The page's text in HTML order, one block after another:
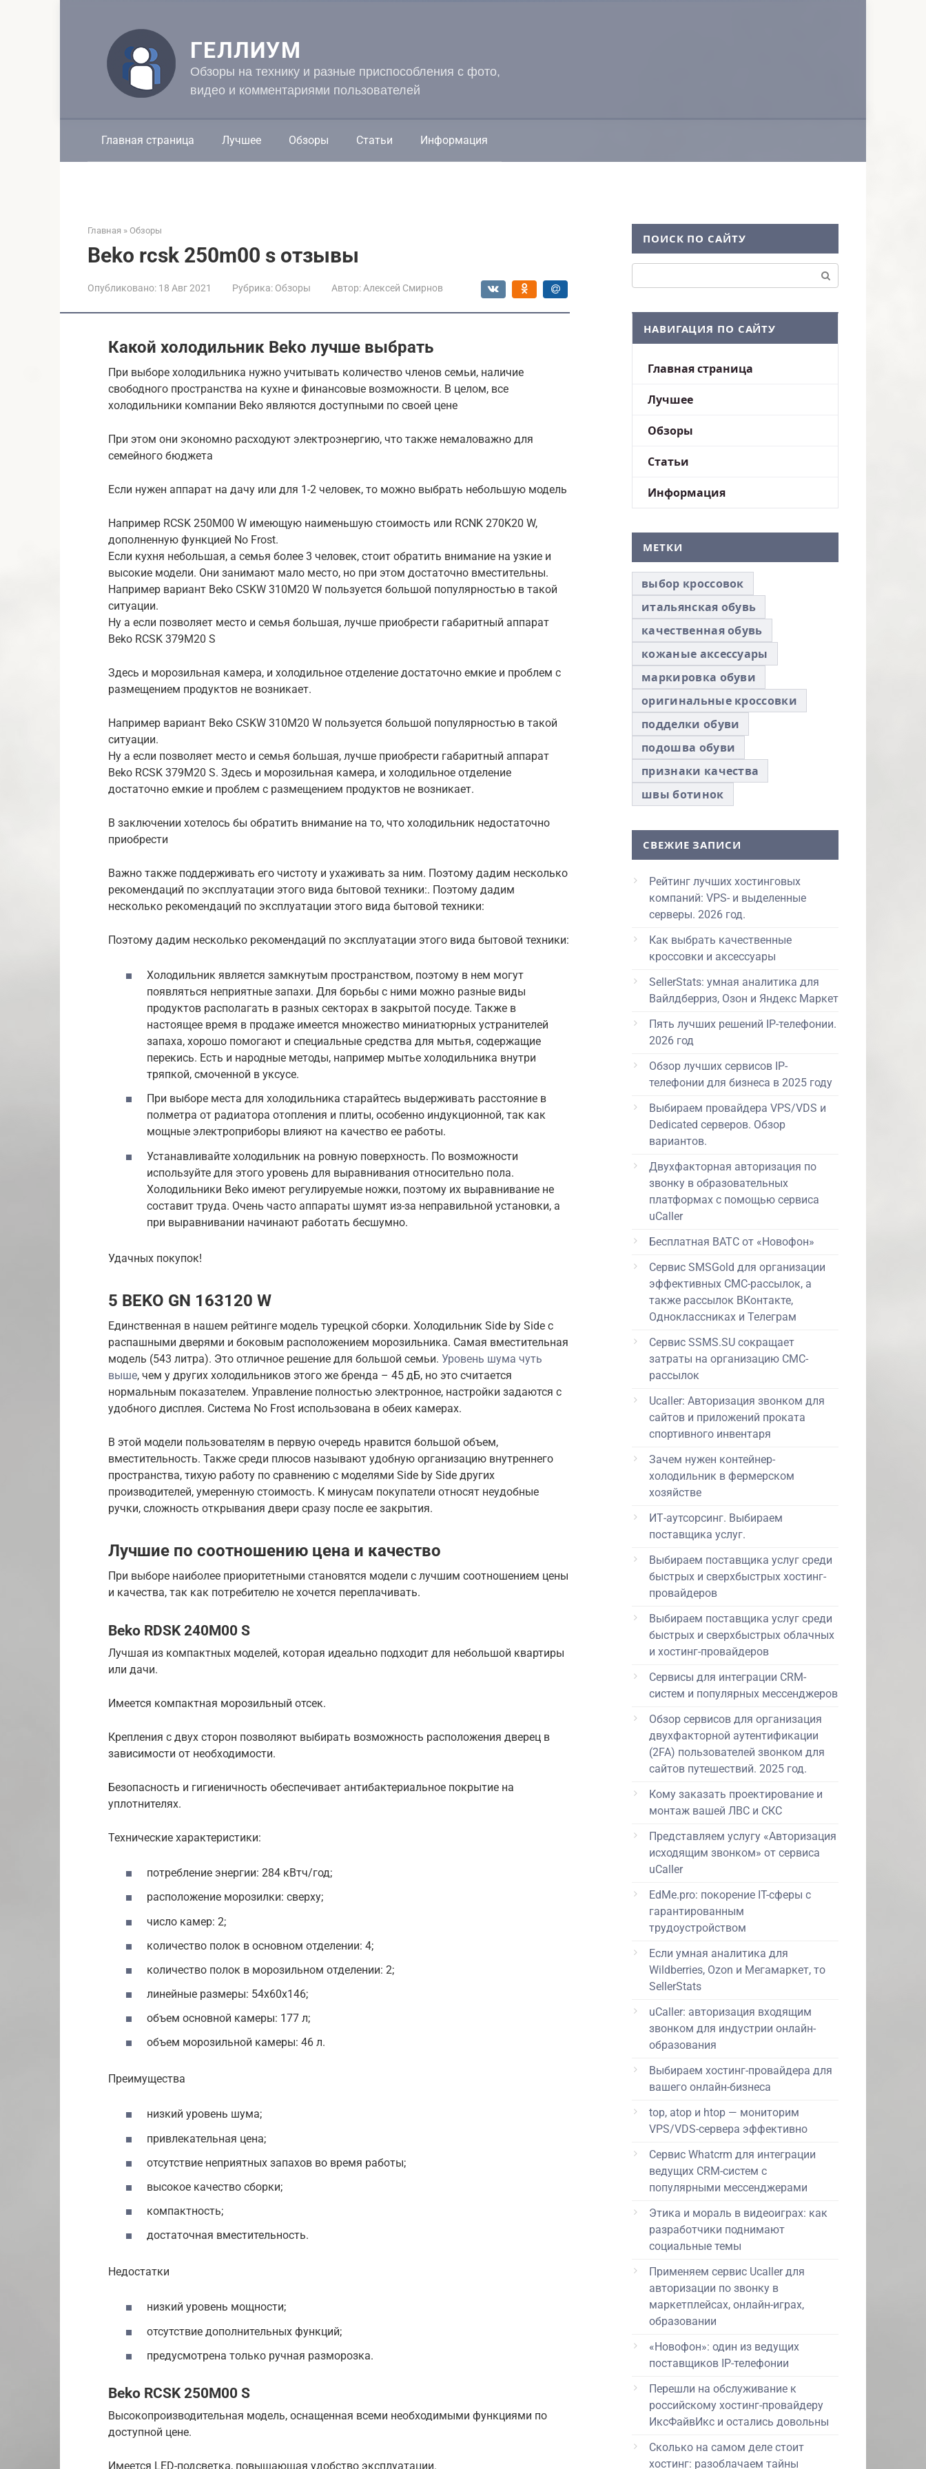
ГЕЛЛИУМ
Обзоры на технику и разные приспособления с фото,
видео и комментариями пользователей
Главная страница Лучшее Обзоры Статьи Информация
Главная » Обзоры
Beko rcsk 250m00 s отзывы
Опубликовано: 18 Авг 2021 Рубрика: Обзоры Автор: Алексей Смирнов
Какой холодильник Beko лучше выбрать
При выборе холодильника нужно учитывать количество членов семьи, наличие
свободного пространства на кухне и финансовые возможности. В целом, все
холодильники компании Beko являются доступными по своей цене
При этом они экономно расходуют электроэнергию, что также немаловажно для
семейного бюджета
Если нужен аппарат на дачу или для 1-2 человек, то можно выбрать небольшую модель
Например RCSK 250M00 W имеющую наименьшую стоимость или RCNK 270K20 W,
дополненную функцией No Frost.
Если кухня небольшая, а семья более 3 человек, стоит обратить внимание на узкие и
высокие модели. Они занимают мало место, но при этом достаточно вместительны.
Например вариант Beko CSKW 310M20 W пользуется большой популярностью в такой
ситуации.
Ну а если позволяет место и семья большая, лучше приобрести габаритный аппарат
Beko RCSK 379M20 S
Здесь и морозильная камера, и холодильное отделение достаточно емкие и проблем с
размещением продуктов не возникает.
Например вариант Beko CSKW 310M20 W пользуется большой популярностью в такой
ситуации.
Ну а если позволяет место и семья большая, лучше приобрести габаритный аппарат
Beko RCSK 379M20 S. Здесь и морозильная камера, и холодильное отделение
достаточно емкие и проблем с размещением продуктов не возникает.
В заключении хотелось бы обратить внимание на то, что холодильник недостаточно
приобрести
Важно также поддерживать его чистоту и ухаживать за ним. Поэтому дадим несколько
рекомендаций по эксплуатации этого вида бытовой техники:. Поэтому дадим
несколько рекомендаций по эксплуатации этого вида бытовой техники:
Поэтому дадим несколько рекомендаций по эксплуатации этого вида бытовой техники:
Холодильник является замкнутым пространством, поэтому в нем могут
появляться неприятные запахи. Для борьбы с ними можно разные виды
продуктов располагать в разных секторах в закрытой посуде. Также в
настоящее время в продаже имеется множество миниатюрных устранителей
запаха, хорошо помогают и специальные средства для мытья, содержащие
перекись. Есть и народные методы, например мытье холодильника внутри
тряпкой, смоченной в уксусе.
При выборе места для холодильника старайтесь выдерживать расстояние в
полметра от радиатора отопления и плиты, особенно индукционной, так как
мощные электроприборы влияют на качество ее работы.
Устанавливайте холодильник на ровную поверхность. По возможности
используйте для этого уровень для выравнивания относительно пола.
Холодильники Beko имеют регулируемые ножки, поэтому их выравнивание не
составит труда. Очень часто аппараты шумят из-за неправильной установки, а
при выравнивании начинают работать бесшумно.
Удачных покупок!
5 BEKO GN 163120 W
Единственная в нашем рейтинге модель турецкой сборки. Холодильник Side by Side с
распашными дверями и боковым расположением морозильника. Самая вместительная
модель (543 литра). Это отличное решение для большой семьи. Уровень шума чуть
выше, чем у других холодильников этого же бренда – 45 дБ, но это считается
нормальным показателем. Управление полностью электронное, настройки задаются с
удобного дисплея. Система No Frost использована в обеих камерах.
В этой модели пользователям в первую очередь нравится большой объем,
вместительность. Также среди плюсов называют удобную организацию внутреннего
пространства, тихую работу по сравнению с моделями Side by Side других
производителей, умеренную стоимость. К минусам покупатели относят неудобные
ручки, сложность открывания двери сразу после ее закрытия.
Лучшие по соотношению цена и качество
При выборе наиболее приоритетными становятся модели с лучшим соотношением цены
и качества, так как потребителю не хочется переплачивать.
Beko RDSK 240M00 S
Лучшая из компактных моделей, которая идеально подходит для небольшой квартиры
или дачи.
Имеется компактная морозильный отсек.
Крепления с двух сторон позволяют выбирать возможность расположения дверец в
зависимости от необходимости.
Безопасность и гигиеничность обеспечивает антибактериальное покрытие на
уплотнителях.
Технические характеристики:
потребление энергии: 284 кВтч/год;
расположение морозилки: сверху;
число камер: 2;
количество полок в основном отделении: 4;
количество полок в морозильном отделении: 2;
линейные размеры: 54х60х146;
объем основной камеры: 177 л;
объем морозильной камеры: 46 л.
Преимущества
низкий уровень шума;
привлекательная цена;
отсутствие неприятных запахов во время работы;
высокое качество сборки;
компактность;
достаточная вместительность.
Недостатки
низкий уровень мощности;
отсутствие дополнительных функций;
предусмотрена только ручная разморозка.
Beko RCSK 250M00 S
Высокопроизводительная модель, оснащенная всеми необходимыми функциями по
доступной цене.
Имеется LED-подсветка, повышающая удобство эксплуатации.
ПОИСК ПО САЙТУ
НАВИГАЦИЯ ПО САЙТУ
Главная страница
Лучшее
Обзоры
Статьи
Информация
МЕТКИ
выбор кроссовок
итальянская обувь
качественная обувь
кожаные аксессуары
маркировка обуви
оригинальные кроссовки
подделки обуви
подошва обуви
признаки качества
швы ботинок
СВЕЖИЕ ЗАПИСИ
Рейтинг лучших хостинговых
компаний: VPS- и выделенные
серверы. 2026 год.
Как выбрать качественные
кроссовки и аксессуары
SellerStats: умная аналитика для
Вайлдберриз, Озон и Яндекс Маркет
Пять лучших решений IP-телефонии.
2026 год
Обзор лучших сервисов IP-
телефонии для бизнеса в 2025 году
Выбираем провайдера VPS/VDS и
Dedicated серверов. Обзор
вариантов.
Двухфакторная авторизация по
звонку в образовательных
платформах с помощью сервиса
uCaller
Бесплатная ВАТС от «Новофон»
Сервис SMSGold для организации
эффективных СМС-рассылок, а
также рассылок ВКонтакте,
Одноклассниках и Телеграм
Сервис SSMS.SU сокращает
затраты на организацию СМС-
рассылок
Ucaller: Авторизация звонком для
сайтов и приложений проката
спортивного инвентаря
Зачем нужен контейнер-
холодильник в фермерском
хозяйстве
ИТ-аутсорсинг. Выбираем
поставщика услуг.
Выбираем поставщика услуг среди
быстрых и сверхбыстрых хостинг-
провайдеров
Выбираем поставщика услуг среди
быстрых и сверхбыстрых облачных
и хостинг-провайдеров
Сервисы для интеграции CRM-
систем и популярных мессенджеров
Обзор сервисов для организация
двухфакторной аутентификации
(2FA) пользователей звонком для
сайтов путешествий. 2025 год.
Кому заказать проектирование и
монтаж вашей ЛВС и СКС
Представляем услугу «Авторизация
исходящим звонком» от сервиса
uCaller
EdMe.pro: покорение IT-сферы с
гарантированным
трудоустройством
Если умная аналитика для
Wildberries, Ozon и Мегамаркет, то
SellerStats
uCaller: авторизация входящим
звонком для индустрии онлайн-
образования
Выбираем хостинг-провайдера для
вашего онлайн-бизнеса
top, atop и htop — мониторим
VPS/VDS-сервера эффективно
Сервис Whatcrm для интеграции
ведущих CRM-систем с
популярными мессенджерами
Этика и мораль в видеоиграх: как
разработчики поднимают
социальные темы
Применяем сервис Ucaller для
авторизации по звонку в
маркетплейсах, онлайн-играх,
образовании
«Новофон»: один из ведущих
поставщиков IP-телефонии
Перешли на обслуживание к
российскому хостинг-провайдеру
ИксФайвИкс и остались довольны
Сколько на самом деле стоит
хостинг: разоблачаем тайны